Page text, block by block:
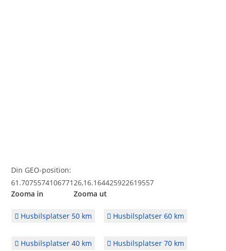
Din GEO-position:
61.707557410677126,16.164425922619557
Zooma in Zooma ut
Husbilsplatser 50 km Husbilsplatser 60 km
Husbilsplatser 40 km Husbilsplatser 70 km